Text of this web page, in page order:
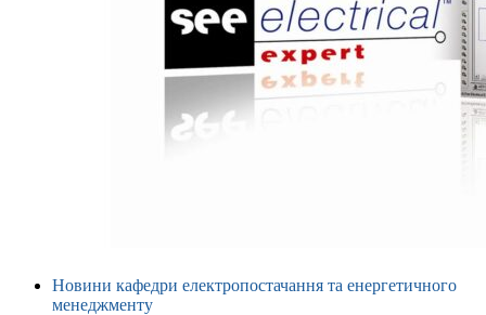
Новини кафедри електропостачання та енергетичного
менеджменту